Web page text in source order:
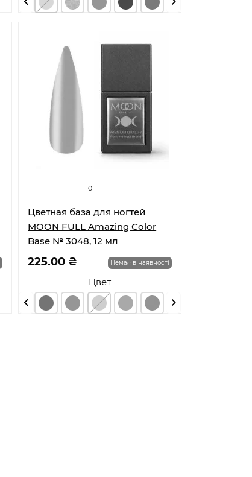
0
Цветная база для ногтей
MOON FULL Amazing Color
Base № 3048, 12 мл
Цвет
225.00 ₴ Немає в наявності